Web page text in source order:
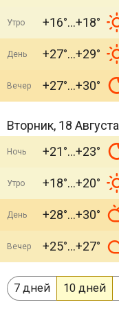
Утро +16° +18°
День +27° +29°
Вечер +27° +30°
Вторник, 18 Августа
Ночь +21° +23°
Утро +18° +20°
День +28° +30°
Вечер +25° +27°
7 дней 10 дней